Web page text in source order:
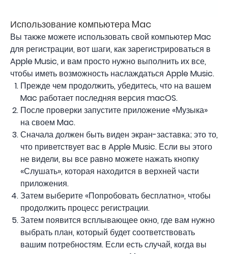
Использование компьютера Mac
Вы также можете использовать свой компьютер Mac
для регистрации, вот шаги, как зарегистрироваться в
Apple Music, и вам просто нужно выполнить их все,
чтобы иметь возможность наслаждаться Apple Music.
Прежде чем продолжить, убедитесь, что на вашем
Mac работает последняя версия macOS.
После проверки запустите приложение «Музыка»
на своем Mac.
Сначала должен быть виден экран-заставка; это то,
что приветствует вас в Apple Music. Если вы этого
не видели, вы все равно можете нажать кнопку
«Слушать», которая находится в верхней части
приложения.
Затем выберите «Попробовать бесплатно», чтобы
продолжить процесс регистрации.
Затем появится всплывающее окно, где вам нужно
выбрать план, который будет соответствовать
вашим потребностям. Если есть случай, когда вы